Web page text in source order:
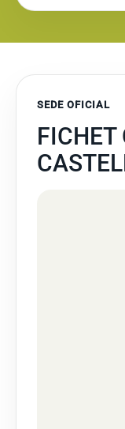
SEDE OFICIAL
FICHET